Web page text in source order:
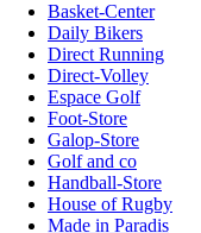
Basket-Center
Daily Bikers
Direct Running
Direct-Volley
Espace Golf
Foot-Store
Galop-Store
Golf and co
Handball-Store
House of Rugby
Made in Paradis